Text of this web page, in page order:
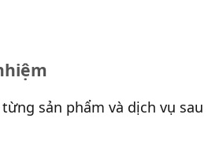
sản phẩm và dịch vụ sau